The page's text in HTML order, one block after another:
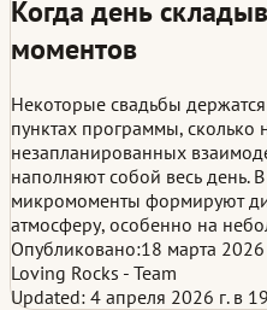
Когда день
моментов
Некоторые свадьбы
пунктах программы, сколько
незапланированных
наполняют собой весь день. В
микромоменты формируют
атмосферу, особенно на
Опубликовано:18 марта 2026
Loving Rocks - Team
Updated: 4 апреля 2026 г. в